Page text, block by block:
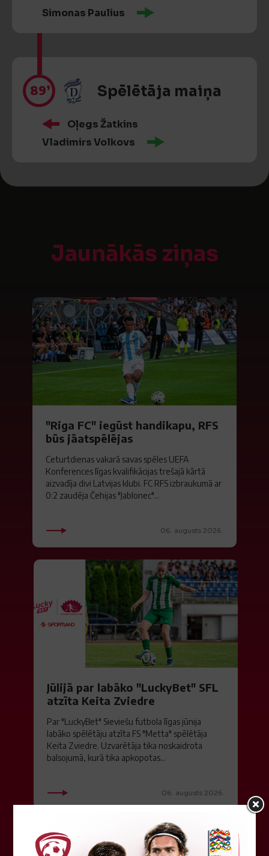
Simonas Paulius
89’ Spēlētāja maiņa
Oļegs Žatkins
Vladimirs Volkovs
Jaunākās ziņas
"Riga FC" iegūst handikapu, RFS
būs jāatspēlējas
Ceturtdienas vakarā savas spēles UEFA
Konferences līgas kvalifikācijas trešajā kārtā
aizvadīja divi Latvijas klubi. FC RFS izbraukumā ar
0:2 zaudēja Čehijas "Jablonec"...
06. augusts 2026.
Jūlijā par labāko "LuckyBet" SFL
atzīta Keita Zviedre
Par "LuckyBet" Sieviešu futbola līgas jūnija
labāko spēlētāju atzīta FS "Metta" spēlētāja
Keita Zviedre. Uzvarētāja tika noskaidrota
balsojumā, kurā tika apkopotas...
06. augusts 2026.